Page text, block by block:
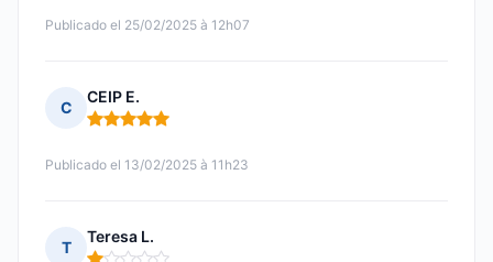
Publicado el 25/02/2025 à 12h07
C
CEIP E.
Nota: 5 de 5
Publicado el 13/02/2025 à 11h23
T
Teresa L.